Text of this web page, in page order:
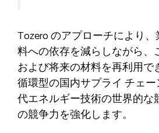
Tozero のアプローチにより
料への依存を減らしながら、
および将来の材料を再利用で
循環型の国内サプライ チェ
代エネルギー技術の世界的な
の競争力を強化します。